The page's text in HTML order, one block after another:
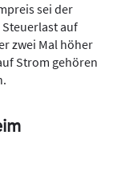
sei der
auf
zwei Mal höher
Strom gehören